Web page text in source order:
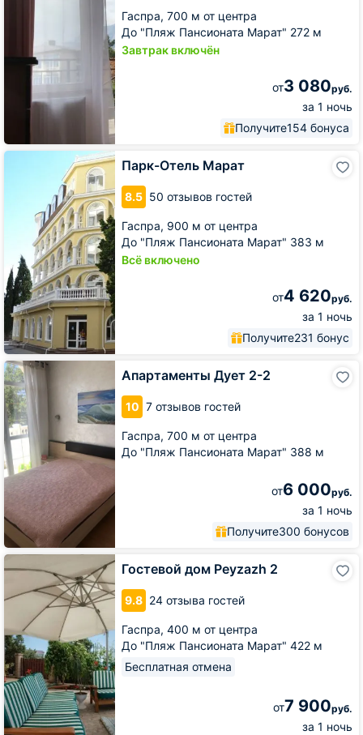
Гаспра, 700 м от центра
До "Пляж Пансионата Марат" 272 м
Завтрак включён
от3 080руб.
за 1 ночь
Получите154 бонуса
Парк-Отель Марат
8.5 50 отзывов гостей
Гаспра, 900 м от центра
До "Пляж Пансионата Марат" 383 м
Всё включено
от4 620руб.
за 1 ночь
Получите231 бонус
Парк-
Апартаменты Дует 2-2
10 7 отзывов гостей
Гаспра, 700 м от центра
До "Пляж Пансионата Марат" 388 м
от6 000руб.
за 1 ночь
Получите300 бонусов
Апартаменты
Дует
2-
2
Гостевой дом Peyzazh 2
9.8 24 отзыва гостей
Гаспра, 400 м от центра
До "Пляж Пансионата Марат" 422 м
Бесплатная отмена
от7 900руб.
за 1 ночь
Гостевой
дом
Peyzazh
2